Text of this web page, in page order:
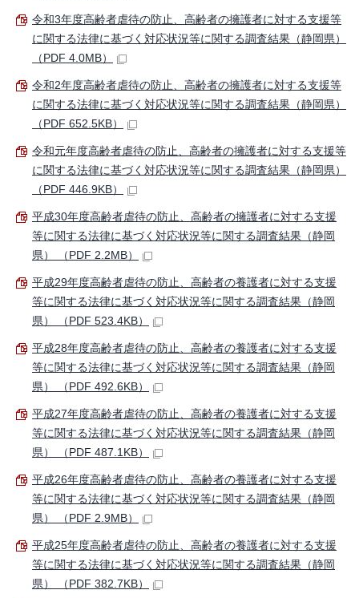
令和3年度高齢者虐待の防止、高齢者の擁護者に対する支援等
に関する法律に基づく対応状況等に関する調査結果（静岡県）
（PDF 4.0MB）
令和2年度高齢者虐待の防止、高齢者の擁護者に対する支援等
に関する法律に基づく対応状況等に関する調査結果（静岡県）
（PDF 652.5KB）
令和元年度高齢者虐待の防止、高齢者の擁護者に対する支援等
に関する法律に基づく対応状況等に関する調査結果（静岡県）
（PDF 446.9KB）
平成30年度高齢者虐待の防止、高齢者の擁護者に対する支援
等に関する法律に基づく対応状況等に関する調査結果（静岡
県） （PDF 2.2MB）
平成29年度高齢者虐待の防止、高齢者の養護者に対する支援
等に関する法律に基づく対応状況等に関する調査結果（静岡
県） （PDF 523.4KB）
平成28年度高齢者虐待の防止、高齢者の養護者に対する支援
等に関する法律に基づく対応状況等に関する調査結果（静岡
県） （PDF 492.6KB）
平成27年度高齢者虐待の防止、高齢者の養護者に対する支援
等に関する法律に基づく対応状況等に関する調査結果（静岡
県） （PDF 487.1KB）
平成26年度高齢者虐待の防止、高齢者の養護者に対する支援
等に関する法律に基づく対応状況等に関する調査結果（静岡
県） （PDF 2.9MB）
平成25年度高齢者虐待の防止、高齢者の養護者に対する支援
等に関する法律に基づく対応状況等に関する調査結果（静岡
県） （PDF 382.7KB）